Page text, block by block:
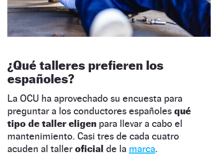
¿Qué talleres prefieren los
españoles?
La OCU ha aprovechado su encuesta para
preguntar a los conductores españoles qué
tipo de taller eligen para llevar a cabo el
mantenimiento. Casi tres de cada cuatro
acuden al taller oficial de la marca.